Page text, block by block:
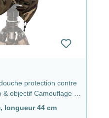
protection contre
objectif Camouflage -
longueur 44 cm